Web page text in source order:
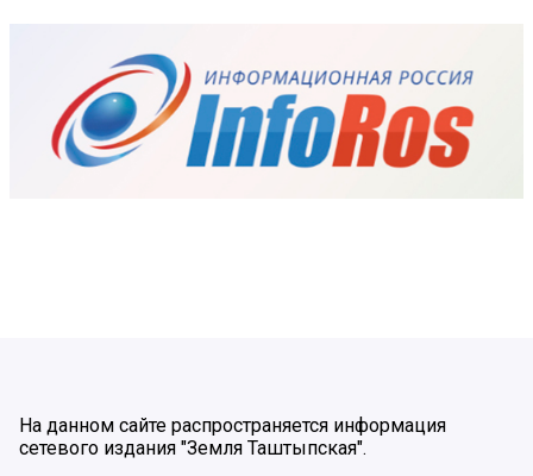
На данном сайте распространяется информация
сетевого издания "Земля Таштыпская".